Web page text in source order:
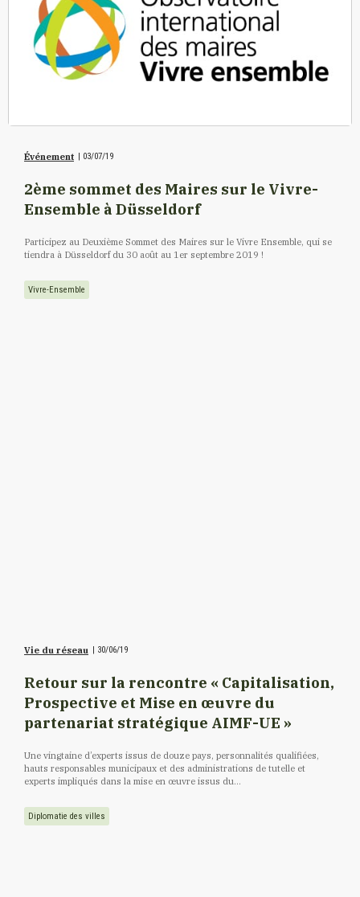
Événement | 03/07/19
2ème sommet des Maires sur le Vivre-
Ensemble à Düsseldorf
Participez au Deuxième Sommet des Maires sur le Vivre Ensemble, qui se
tiendra à Düsseldorf du 30 août au 1er septembre 2019 !
Vivre-Ensemble
Vie du réseau | 30/06/19
Retour sur la rencontre « Capitalisation,
Prospective et Mise en œuvre du
partenariat stratégique AIMF-UE »
Une vingtaine d’experts issus de douze pays, personnalités qualifiées,
hauts responsables municipaux et des administrations de tutelle et
experts impliqués dans la mise en œuvre issus du...
Diplomatie des villes